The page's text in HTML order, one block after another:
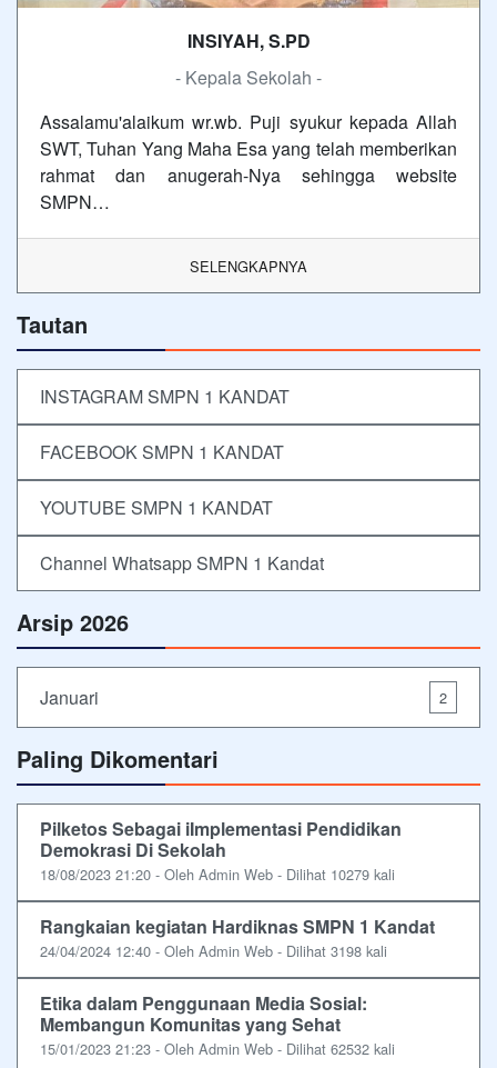
INSIYAH, S.PD
- Kepala Sekolah -
Assalamu'alaikum wr.wb. Puji syukur kepada Allah
SWT, Tuhan Yang Maha Esa yang telah memberikan
rahmat dan anugerah-Nya sehingga website
SMPN…
SELENGKAPNYA
Tautan
INSTAGRAM SMPN 1 KANDAT
FACEBOOK SMPN 1 KANDAT
YOUTUBE SMPN 1 KANDAT
Channel Whatsapp SMPN 1 Kandat
Arsip 2026
Januari 2
Paling Dikomentari
Pilketos Sebagai iImplementasi Pendidikan
Demokrasi Di Sekolah
18/08/2023 21:20 - Oleh Admin Web - Dilihat 10279 kali
Rangkaian kegiatan Hardiknas SMPN 1 Kandat
24/04/2024 12:40 - Oleh Admin Web - Dilihat 3198 kali
Etika dalam Penggunaan Media Sosial:
Membangun Komunitas yang Sehat
15/01/2023 21:23 - Oleh Admin Web - Dilihat 62532 kali